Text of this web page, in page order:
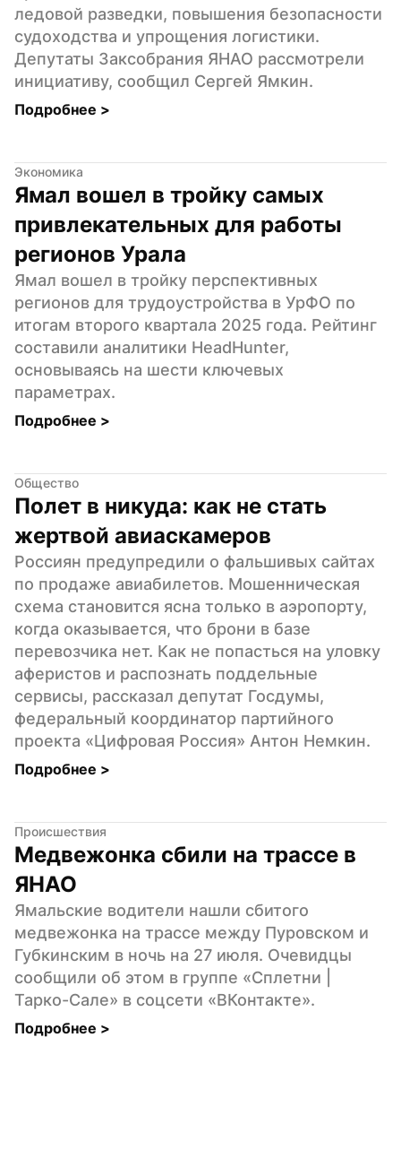
ледовой разведки, повышения безопасности
судоходства и упрощения логистики.
Депутаты Заксобрания ЯНАО рассмотрели
инициативу, сообщил Сергей Ямкин.
Подробнее >
Экономика
Ямал вошел в тройку самых
привлекательных для работы
регионов Урала
Ямал вошел в тройку перспективных
регионов для трудоустройства в УрФО по
итогам второго квартала 2025 года. Рейтинг
составили аналитики HeadHunter,
основываясь на шести ключевых
параметрах.
Подробнее >
Общество
Полет в никуда: как не стать
жертвой авиаскамеров
Россиян предупредили о фальшивых сайтах
по продаже авиабилетов. Мошенническая
схема становится ясна только в аэропорту,
когда оказывается, что брони в базе
перевозчика нет. Как не попасться на уловку
аферистов и распознать поддельные
сервисы, рассказал депутат Госдумы,
федеральный координатор партийного
проекта «Цифровая Россия» Антон Немкин.
Подробнее >
Происшествия
Медвежонка сбили на трассе в
ЯНАО
Ямальские водители нашли сбитого
медвежонка на трассе между Пуровском и
Губкинским в ночь на 27 июля. Очевидцы
сообщили об этом в группе «Сплетни |
Тарко-Сале» в соцсети «ВКонтакте».
Подробнее >